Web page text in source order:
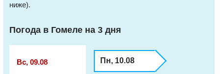
ниже).
Погода в Гомеле на 3 дня
Вс, 09.08 Пн, 10.08